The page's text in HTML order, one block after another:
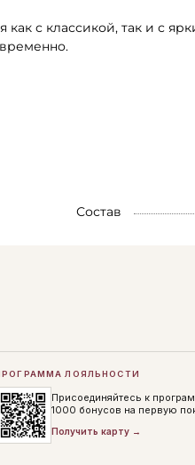
с классикой, так и с
Состав
ЛОЯЛЬНОСТИ
Присоединяйтесь к
1000 бонусов на первую
Получить карту →